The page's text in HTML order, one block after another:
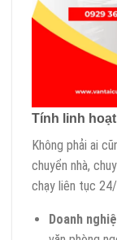
Tính linh
Không phải ai
chuyển nhà,
chạy liên tục
Doanh